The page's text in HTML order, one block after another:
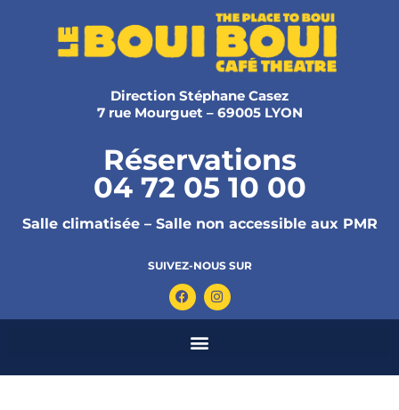
Direction Stéphane Casez
7 rue Mourguet – 69005 LYON
Réservations
04 72 05 10 00
Salle climatisée – Salle non accessible aux PMR
SUIVEZ-NOUS SUR